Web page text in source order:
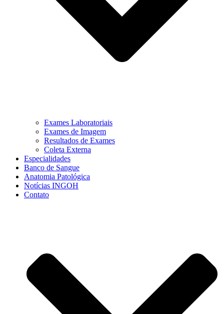
Exames Laboratoriais
Exames de Imagem
Resultados de Exames
Coleta Externa
Especialidades
Banco de Sangue
Anatomia Patológica
Notícias INGOH
Contato